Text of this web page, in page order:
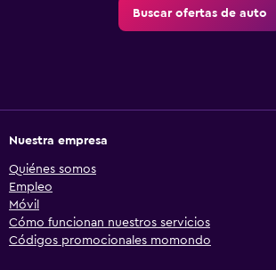
Buscar ofertas de auto
Nuestra empresa
Quiénes somos
Empleo
Móvil
Cómo funcionan nuestros servicios
Códigos promocionales momondo